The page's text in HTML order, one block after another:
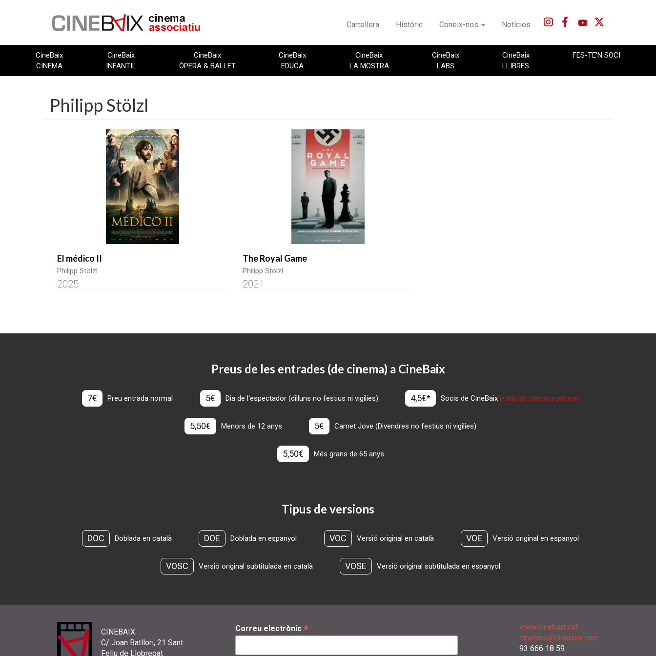
Cartellera Històric Coneix-nos Notícies
CineBaix
CINEMA
CineBaix
INFANTIL
CineBaix
ÒPERA & BALLET
CineBaix
EDUCA
CineBaix
LA MOSTRA
CineBaix
LABS
CineBaix
LLIBRES
FES-TE'N SOCI
Philipp Stölzl
El médico II
Philipp Stölzl
2025
The Royal Game
Philipp Stölzl
2021
Preus de les entrades (de cinema) a CineBaix
7€ Preu entrada normal 5€ Dia de l'espectador (dilluns no festius ni vigilies) 4,5€* Socis de CineBaix(*amb acreditació pertinent)
5,50€ Menors de 12 anys 5€ Carnet Jove (Divendres no festius ni vigilies)
5,50€ Més grans de 65 anys
Tipus de versions
DOC Doblada en català DOE Doblada en espanyol VOC Versió original en català VOE Versió original en espanyol
VOSC Versió original subtitulada en català VOSE Versió original subtitulada en espanyol
CINEBAIX
C/ Joan Batllori, 21 Sant
Feliu de Llobregat
Correu electrònic *
www.cinebaix.cat
cinebaix@cinebaix.com
93 666 18 59